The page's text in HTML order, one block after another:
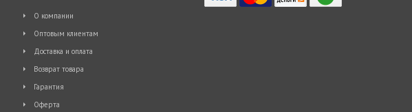
О компании
Оптовым клиентам
Доставка и оплата
Возврат товара
Гарантия
Оферта